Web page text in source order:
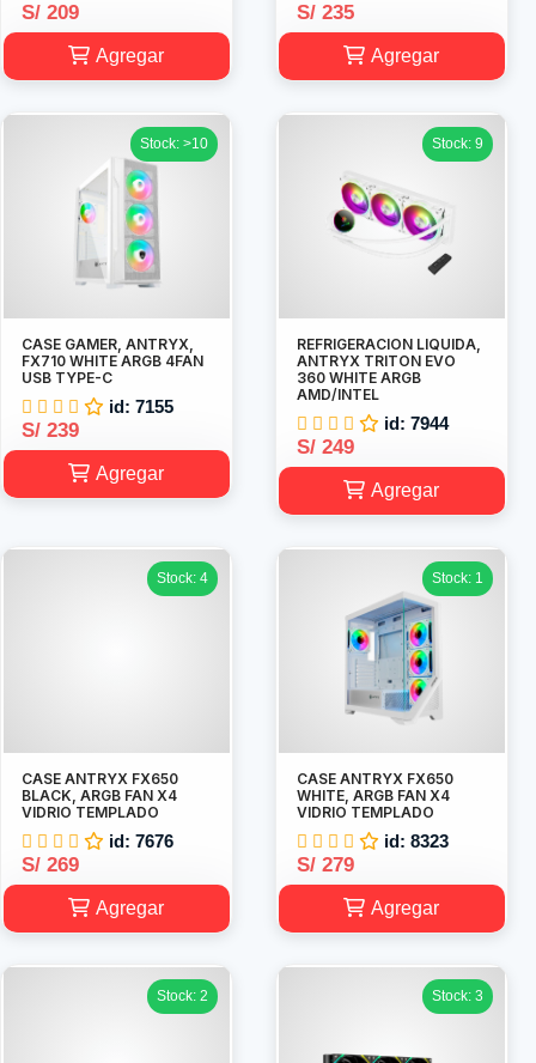
S/ 209
Agregar
S/ 235
Agregar
Stock: >10
CASE GAMER, ANTRYX,
FX710 WHITE ARGB 4FAN
USB TYPE-C
id: 7155
S/ 239
Agregar
Stock: 9
REFRIGERACION LIQUIDA,
ANTRYX TRITON EVO
360 WHITE ARGB
AMD/INTEL
id: 7944
S/ 249
Agregar
Stock: 4
CASE ANTRYX FX650
BLACK, ARGB FAN X4
VIDRIO TEMPLADO
id: 7676
S/ 269
Agregar
Stock: 1
CASE ANTRYX FX650
WHITE, ARGB FAN X4
VIDRIO TEMPLADO
id: 8323
S/ 279
Agregar
Stock: 2 Stock: 3